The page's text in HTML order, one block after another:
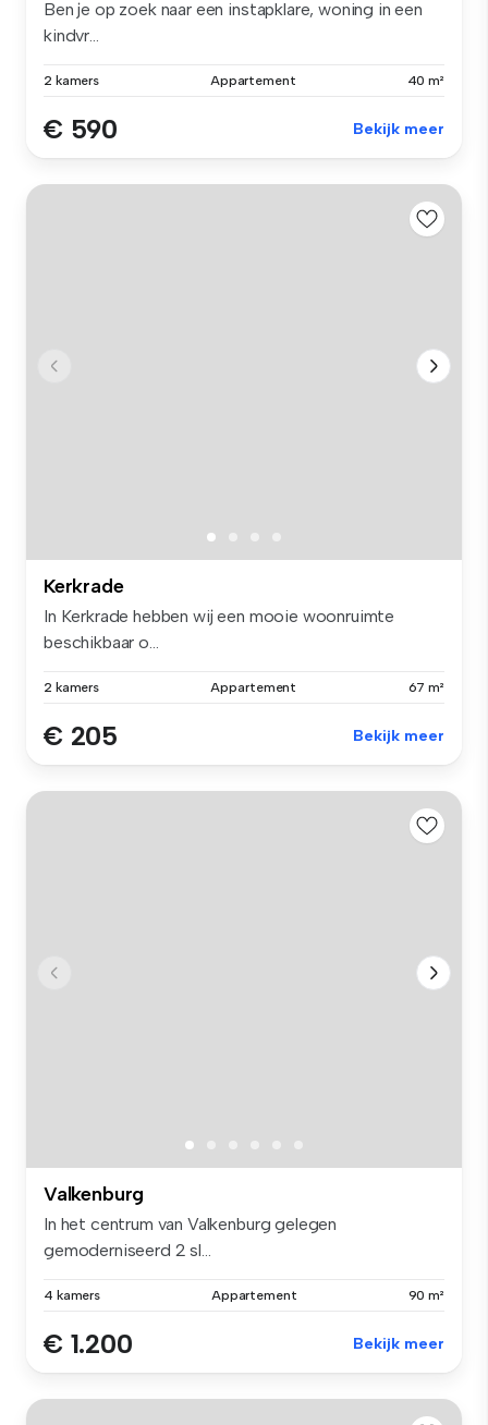
Ben je op zoek naar een instapklare, woning in een
kindvr...
2 kamers Appartement 40 m²
€ 590 Bekijk meer
Kerkrade
In Kerkrade hebben wij een mooie woonruimte
beschikbaar o...
2 kamers Appartement 67 m²
€ 205 Bekijk meer
Valkenburg
In het centrum van Valkenburg gelegen
gemoderniseerd 2 sl...
4 kamers Appartement 90 m²
€ 1.200 Bekijk meer